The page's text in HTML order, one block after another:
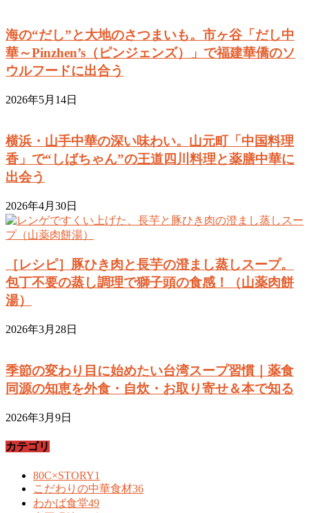
海の“だし”と大地のさつまいも。市ヶ谷「だし中
華～Pinzhen’s（ピンジェンズ）」で福建華僑のソ
ウルフードに出合う
2026年5月14日
横浜・山手中華の深い味わい。山元町「中国料理
香」で“しばちゃん”の王道四川料理と薬膳中華に
出会う
2026年4月30日
［レシピ］豚ひき肉と長芋の澄まし蒸しスープ。
包丁不要の蒸し調理で獅子頭の食感！（山薬肉餅
湯）
2026年3月28日
季節の変わり目に始めたい台湾スープ習慣｜薬食
同源の知恵を外食・自炊・お取り寄せ＆本で知る
2026年3月9日
カテゴリ
80C×STORY1
こだわりの中華食材36
わかば食堂49